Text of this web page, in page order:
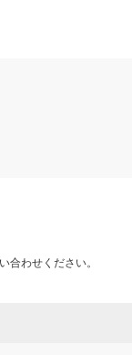
合わせください。